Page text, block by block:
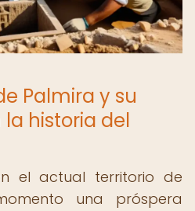
Palmira y su
historia del
el actual territorio de
una próspera